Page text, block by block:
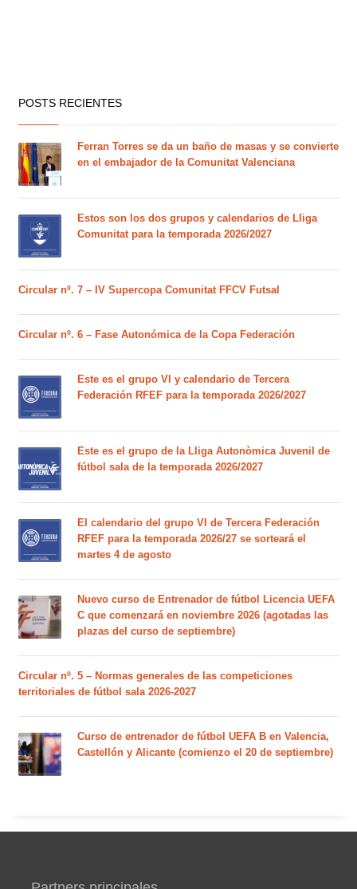
POSTS RECIENTES
Ferran Torres se da un baño de masas y se convierte
en el embajador de la Comunitat Valenciana
Estos son los dos grupos y calendarios de Lliga
Comunitat para la temporada 2026/2027
Circular nº. 7 – IV Supercopa Comunitat FFCV Futsal
Circular nº. 6 – Fase Autonómica de la Copa Federación
Este es el grupo VI y calendario de Tercera
Federación RFEF para la temporada 2026/2027
Este es el grupo de la Lliga Autonòmica Juvenil de
fútbol sala de la temporada 2026/2027
El calendario del grupo VI de Tercera Federación
RFEF para la temporada 2026/27 se sorteará el
martes 4 de agosto
Nuevo curso de Entrenador de fútbol Licencia UEFA
C que comenzará en noviembre 2026 (agotadas las
plazas del curso de septiembre)
Circular nº. 5 – Normas generales de las competiciones
territoriales de fútbol sala 2026-2027
Curso de entrenador de fútbol UEFA B en Valencia,
Castellón y Alicante (comienzo el 20 de septiembre)